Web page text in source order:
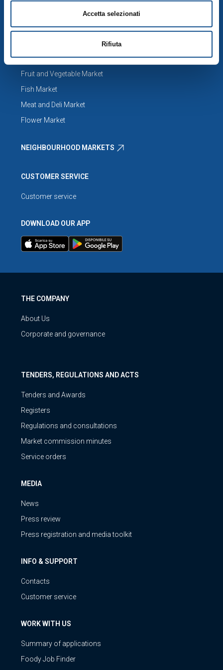
Accetta selezionati
Rifiuta
PUBLIC MARKET
Fruit and Vegetable Market
Fish Market
Meat and Deli Market
Flower Market
NEIGHBOURHOOD MARKETS
CUSTOMER SERVICE
Customer service
DOWNLOAD OUR APP
THE COMPANY
About Us
Corporate and governance
TENDERS, REGULATIONS AND ACTS
Tenders and Awards
Registers
Regulations and consultations
Market commission minutes
Service orders
MEDIA
News
Press review
Press registration and media toolkit
INFO & SUPPORT
Contacts
Customer service
WORK WITH US
Summary of applications
Foody Job Finder